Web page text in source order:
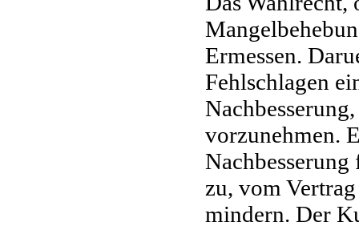
Ermessen.
Fehlschlagen
vorzunehmen.
zu, vom
mindern. Der